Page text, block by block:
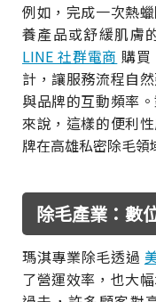
例如，完成一次熱
養產品或舒緩肌膚
LINE 社群電商 購買
計，讓服務流程自
與品牌的互動頻率
來說，這樣的便利
牌在高雄私密除毛領
除毛產業：數
瑪淇專業除毛透過
了營運效率，也大